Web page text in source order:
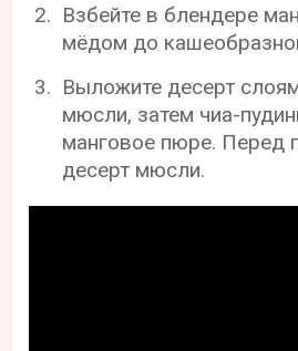
Взбейте в блендере
мёдом до
Выложите десерт
мюсли, затем чиа-
манговое пюре. Перед
десерт мюсли.